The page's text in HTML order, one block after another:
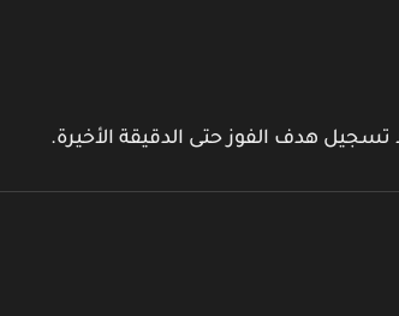
تسجيل هدف الفوز حتى الدقيقة الأخيرة.